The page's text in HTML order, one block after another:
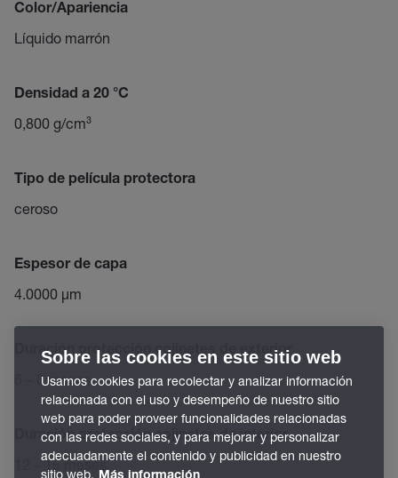
Color/Apariencia
Líquido marrón
Densidad a 20 °C
0,800 g/cm³
Tipo de película protectora
ceroso
Espesor de capa
4.0000 µm
Duración protección cojinetes de exterior
6 – 8 meses
Duración protección cojinetes de interior
12 – 15 meses
Sobre las cookies en este sitio web
Usamos cookies para recolectar y analizar información
relacionada con el uso y desempeño de nuestro sitio
web para poder proveer funcionalidades relacionadas
con las redes sociales, y para mejorar y personalizar
adecuadamente el contenido y publicidad en nuestro
sitio web.